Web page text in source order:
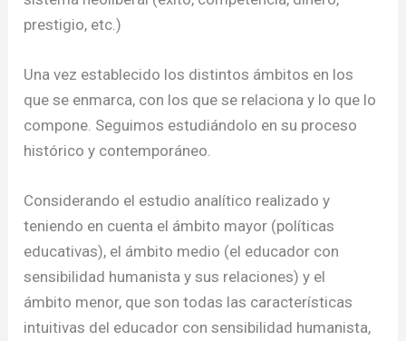
prestigio, etc.)
Una vez establecido los distintos ámbitos en los
que se enmarca, con los que se relaciona y lo que lo
compone. Seguimos estudiándolo en su proceso
histórico y contemporáneo.
Considerando el estudio analítico realizado y
teniendo en cuenta el ámbito mayor (políticas
educativas), el ámbito medio (el educador con
sensibilidad humanista y sus relaciones) y el
ámbito menor, que son todas las características
intuitivas del educador con sensibilidad humanista,